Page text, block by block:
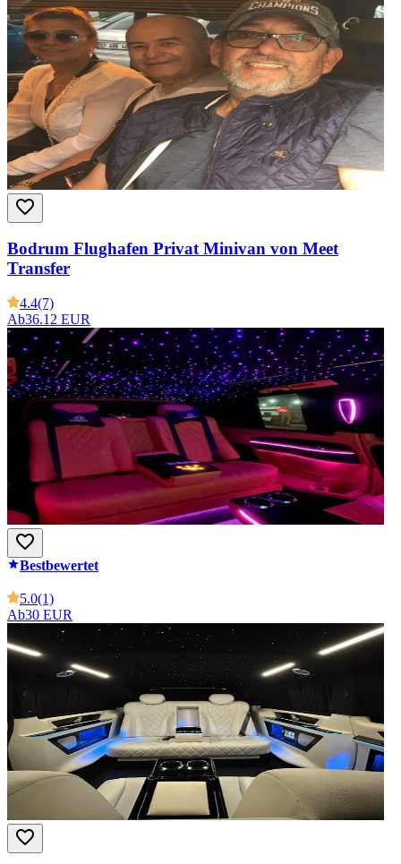
Bodrum Flughafen Privat Minivan von Meet
Transfer
4.4(7)
Ab36.12 EUR
Bestbewertet
5.0(1)
Ab30 EUR